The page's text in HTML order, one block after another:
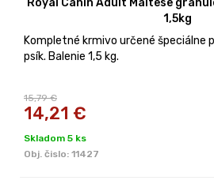
1,5kg
Kompletné krmivo určené špeciálne
psík. Balenie 1,5 kg.
15,79 €
14,21 €
Skladom 5 ks
Obj. čislo: 11427